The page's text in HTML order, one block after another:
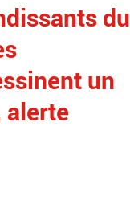
du
un
alerte